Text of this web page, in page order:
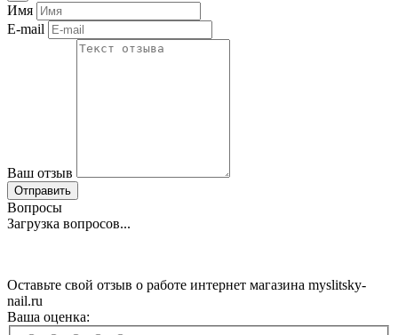
Имя
E-mail
Ваш отзыв
Отправить
Вопросы
Загрузка вопросов...
Оставьте свой отзыв о работе интернет магазина myslitsky-
nail.ru
Ваша оценка: